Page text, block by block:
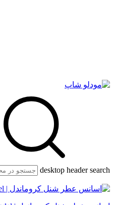
desktop header search